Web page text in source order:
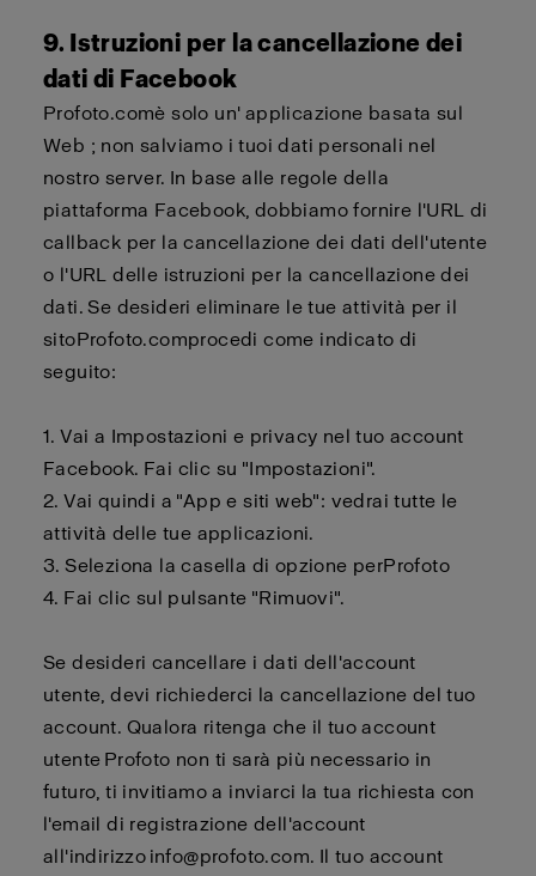
9. Istruzioni per la cancellazione dei
dati di Facebook
Profoto.comè solo un' applicazione basata sul
Web ; non salviamo i tuoi dati personali nel
nostro server. In base alle regole della
piattaforma Facebook, dobbiamo fornire l'URL di
callback per la cancellazione dei dati dell'utente
o l'URL delle istruzioni per la cancellazione dei
dati. Se desideri eliminare le tue attività per il
sitoProfoto.comprocedi come indicato di
seguito:
1. Vai a Impostazioni e privacy nel tuo account
Facebook. Fai clic su "Impostazioni".
2.Vai quindi a "App e siti web": vedrai tutte le
attività delle tue applicazioni.
3. Seleziona la casella di opzione perProfoto
4. Fai clic sul pulsante "Rimuovi".
Se desideri cancellare i dati dell'account
utente,devi richiederci la cancellazione del tuo
account. Qualora ritenga che il tuo account
utente Profoto non ti sarà più necessario in
futuro, ti invitiamo a inviarci la tua richiesta con
l'email di registrazione dell'account
all'indirizzo info@profoto.com. Il tuo account